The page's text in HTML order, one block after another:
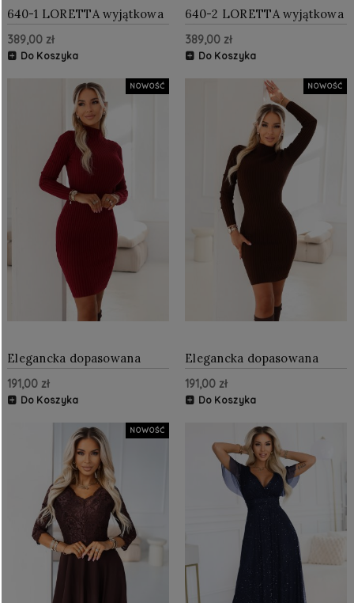
640-1 LORETTA wyjątkowa
długa sukienka z tiulowymi
rękawkami i dekoltem -
bordowa
389,00 zł
Do Koszyka
640-2 LORETTA wyjątkowa
długa sukienka z tiulowymi
rękawami i dekoltem -
czarna
389,00 zł
Do Koszyka
Elegancka dopasowana
sukienka sweterkowa z
golfem, podkreślająca
sylwetkę Bordo
191,00 zł
Do Koszyka
NOWOŚĆ
Elegancka dopasowana
sukienka sweterkowa z
golfem, podkreślająca
sylwetkę Czekolada
191,00 zł
Do Koszyka
NOWOŚĆ
NOWOŚĆ